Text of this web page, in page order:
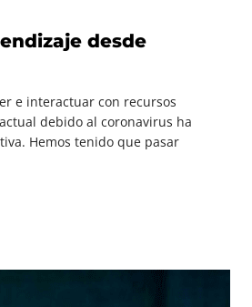
desde
e interactuar con recursos
debido al coronavirus ha
Hemos tenido que pasar